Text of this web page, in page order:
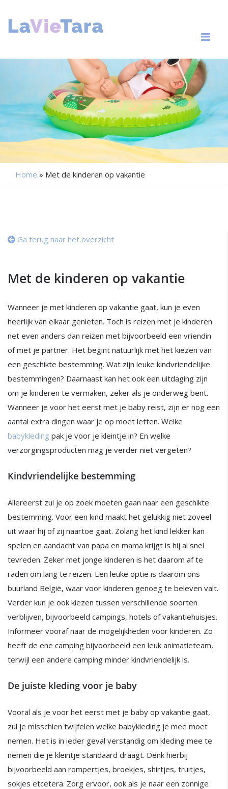
Home » Met de kinderen op vakantie
Ga terug naar het overzicht
Met de kinderen op vakantie
Wanneer je met kinderen op vakantie gaat, kun je even
heerlijk van elkaar genieten. Toch is reizen met je kinderen
net even anders dan reizen met bijvoorbeeld een vriendin
of met je partner. Het begint natuurlijk met het kiezen van
een geschikte bestemming. Wat zijn leuke kindvriendelijke
bestemmingen? Daarnaast kan het ook een uitdaging zijn
om je kinderen te vermaken, zeker als je onderweg bent.
Wanneer je voor het eerst met je baby reist, zijn er nog een
aantal extra dingen waar je op moet letten. Welke
babykleding pak je voor je kleintje in? En welke
verzorgingsproducten mag je verder niet vergeten?
Kindvriendelijke bestemming
Allereerst zul je op zoek moeten gaan naar een geschikte
bestemming. Voor een kind maakt het gelukkig niet zoveel
uit waar hij of zij naartoe gaat. Zolang het kind lekker kan
spelen en aandacht van papa en mama krijgt is hij al snel
tevreden. Zeker met jonge kinderen is het daarom af te
raden om lang te reizen. Een leuke optie is daarom ons
buurland België, waar voor kinderen genoeg te beleven valt.
Verder kun je ook kiezen tussen verschillende soorten
verblijven, bijvoorbeeld campings, hotels of vakantiehuisjes.
Informeer vooraf naar de mogelijkheden voor kinderen. Zo
heeft de ene camping bijvoorbeeld een leuk animatieteam,
terwijl een andere camping minder kindvriendelijk is.
De juiste kleding voor je baby
Vooral als je voor het eerst met je baby op vakantie gaat,
zul je misschien twijfelen welke babykleding je mee moet
nemen. Het is in ieder geval verstandig om kleding mee te
nemen die je kleintje standaard draagt. Denk hierbij
bijvoorbeeld aan rompertjes, broekjes, shirtjes, truitjes,
sokjes etcetera. Zorg ervoor, ook als je naar een zonnige